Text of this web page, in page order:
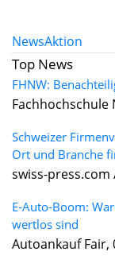
NewsAktion
Top News
FHNW:
Fachhochschule
Schweizer
Ort und Branche
swiss-press.com
E-Auto-Boom:
wertlos sind
Autoankauf Fair,